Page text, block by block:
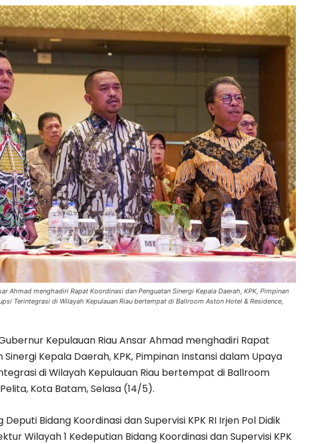
Ahmad menghadiri Rapat Koordinasi dan Penguatan Sinergi Kepala Daerah, KPK, Pimpinan
Terintegrasi di Wilayah Kepulauan Riau bertempat di Ballroom Aston Hotel & Residence,
Kepulauan Riau Ansar Ahmad menghadiri Rapat
Kepala Daerah, KPK, Pimpinan Instansi dalam Upaya
di Wilayah Kepulauan Riau bertempat di Ballroom
Kota Batam, Selasa (14/5).
Deputi Bidang Koordinasi dan Supervisi KPK RI Irjen Pol Didik
Wilayah 1 Kedeputian Bidang Koordinasi dan Supervisi KPK